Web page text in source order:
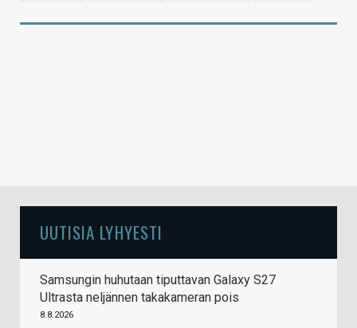
UUTISIA LYHYESTI
Samsungin huhutaan tiputtavan Galaxy S27
Ultrasta neljännen takakameran pois
8.8.2026